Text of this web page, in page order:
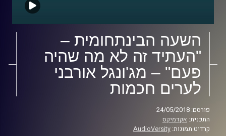
השעה הבינתחומית –
"העתיד זה לא מה שהיה
פעם" – מג'ונגל אורבני
לערים חכמות
פורסם: 24/05/2018
התכנית: אקדמיקס
קרדיט תמונות: AudioVersity